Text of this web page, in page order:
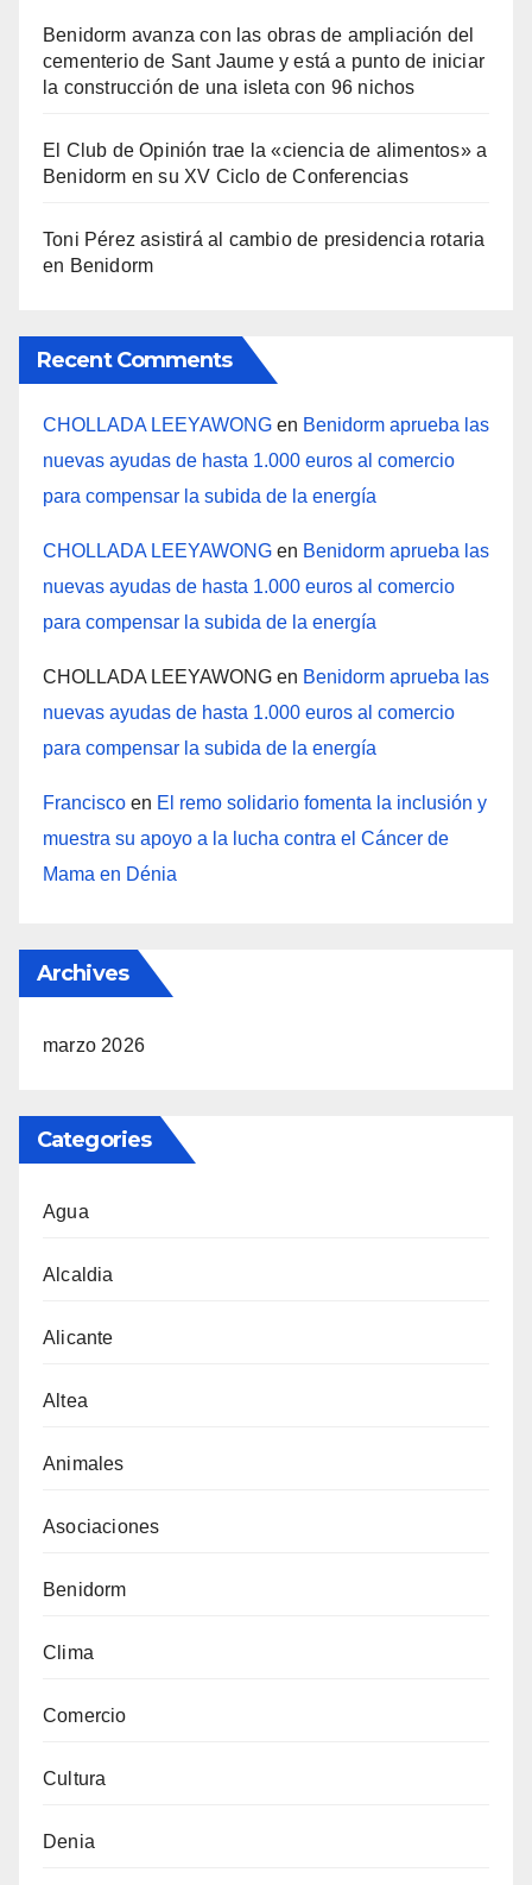
Benidorm avanza con las obras de ampliación del
cementerio de Sant Jaume y está a punto de iniciar
la construcción de una isleta con 96 nichos
El Club de Opinión trae la «ciencia de alimentos» a
Benidorm en su XV Ciclo de Conferencias
Toni Pérez asistirá al cambio de presidencia rotaria
en Benidorm
Recent Comments
CHOLLADA LEEYAWONG en Benidorm aprueba las
nuevas ayudas de hasta 1.000 euros al comercio
para compensar la subida de la energía
CHOLLADA LEEYAWONG en Benidorm aprueba las
nuevas ayudas de hasta 1.000 euros al comercio
para compensar la subida de la energía
CHOLLADA LEEYAWONG en Benidorm aprueba las
nuevas ayudas de hasta 1.000 euros al comercio
para compensar la subida de la energía
Francisco en El remo solidario fomenta la inclusión y
muestra su apoyo a la lucha contra el Cáncer de
Mama en Dénia
Archives
marzo 2026
Categories
Agua
Alcaldia
Alicante
Altea
Animales
Asociaciones
Benidorm
Clima
Comercio
Cultura
Denia